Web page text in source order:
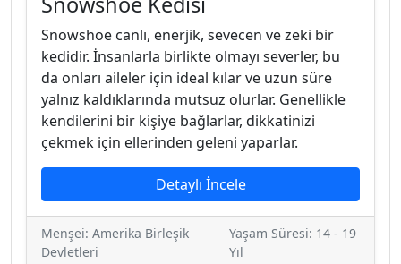
Snowshoe canlı, enerjik, sevecen ve zeki bir
kedidir. İnsanlarla birlikte olmayı severler, bu
da onları aileler için ideal kılar ve uzun süre
yalnız kaldıklarında mutsuz olurlar. Genellikle
kendilerini bir kişiye bağlarlar, dikkatinizi
çekmek için ellerinden geleni yaparlar.
Detaylı İncele
Menşei: Amerika Birleşik
Devletleri
Yaşam Süresi: 14 - 19
Yıl